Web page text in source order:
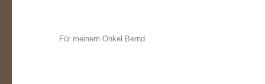
Für meinem Onkel Bernd